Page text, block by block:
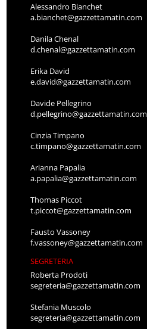
Alessandro Bianchet
a.bianchet@gazzettamatin.com
Danila Chenal
d.chenal@gazzettamatin.com
Erika David
e.david@gazzettamatin.com
Davide Pellegrino
d.pellegrino@gazzettamatin.com
Cinzia Timpano
c.timpano@gazzettamatin.com
Arianna Papalia
a.papalia@gazzettamatin.com
Thomas Piccot
t.piccot@gazzettamatin.com
Fausto Vassoney
f.vassoney@gazzettamatin.com
SEGRETERIA
Roberta Prodoti
segreteria@gazzettamatin.com
Stefania Muscolo
segreteria@gazzettamatin.com